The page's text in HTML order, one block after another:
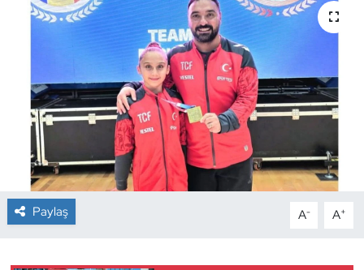
Paylaş A- A+
Çim Hokeyi
Cimnastik
Curling
Dağcılık